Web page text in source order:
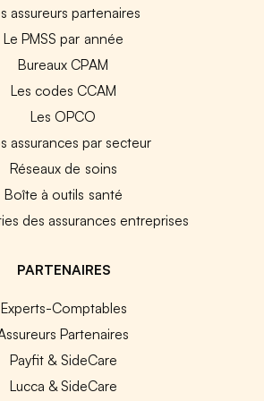
assureurs partenaires
Le PMSS par année
Bureaux CPAM
Les codes CCAM
Les OPCO
assurances par secteur
Réseaux de soins
Boîte à outils santé
des assurances entreprises
PARTENAIRES
Experts-Comptables
Partenaires
Payfit & SideCare
Lucca & SideCare